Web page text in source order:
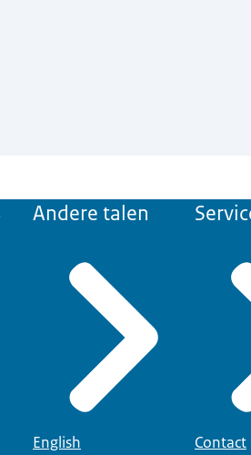
Andere talen
English Contact